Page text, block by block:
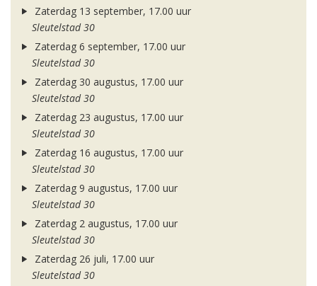
Zaterdag 13 september, 17.00 uur
Sleutelstad 30
Zaterdag 6 september, 17.00 uur
Sleutelstad 30
Zaterdag 30 augustus, 17.00 uur
Sleutelstad 30
Zaterdag 23 augustus, 17.00 uur
Sleutelstad 30
Zaterdag 16 augustus, 17.00 uur
Sleutelstad 30
Zaterdag 9 augustus, 17.00 uur
Sleutelstad 30
Zaterdag 2 augustus, 17.00 uur
Sleutelstad 30
Zaterdag 26 juli, 17.00 uur
Sleutelstad 30